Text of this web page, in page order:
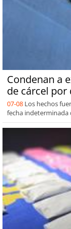
Condenan a
de cárcel
07-08 Los hechos
fecha indeterminada